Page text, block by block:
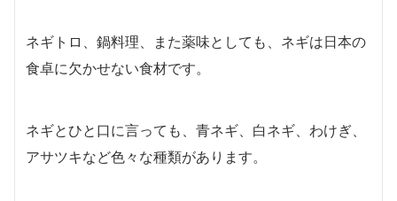
ネギトロ、鍋料理、また薬味としても、ネギは日本の
食卓に欠かせない食材です。
ネギとひと口に言っても、青ネギ、白ネギ、わけぎ、
アサツキなど色々な種類があります。